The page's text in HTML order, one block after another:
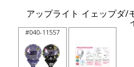
アップライト イェップダ/
#040-11557